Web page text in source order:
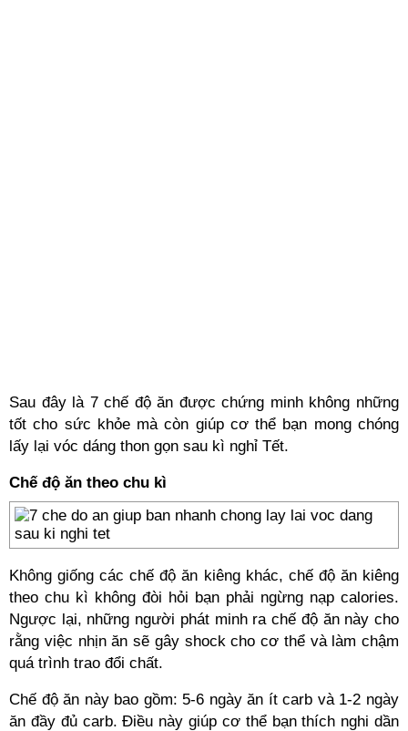
Sau đây là 7 chế độ ăn được chứng minh không những
tốt cho sức khỏe mà còn giúp cơ thể bạn mong chóng
lấy lại vóc dáng thon gọn sau kì nghỉ Tết.
Chế độ ăn theo chu kì
Không giống các chế độ ăn kiêng khác, chế độ ăn kiêng
theo chu kì không đòi hỏi bạn phải ngừng nạp calories.
Ngược lại, những người phát minh ra chế độ ăn này cho
rằng việc nhịn ăn sẽ gây shock cho cơ thể và làm chậm
quá trình trao đổi chất.
Chế độ ăn này bao gồm: 5-6 ngày ăn ít carb và 1-2 ngày
ăn đầy đủ carb. Điều này giúp cơ thể bạn thích nghi dần